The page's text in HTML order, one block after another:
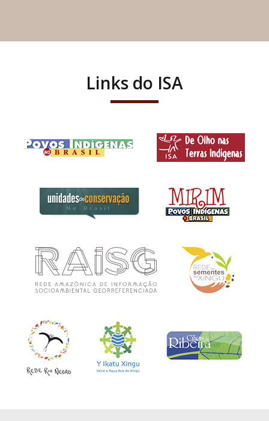
Links do ISA